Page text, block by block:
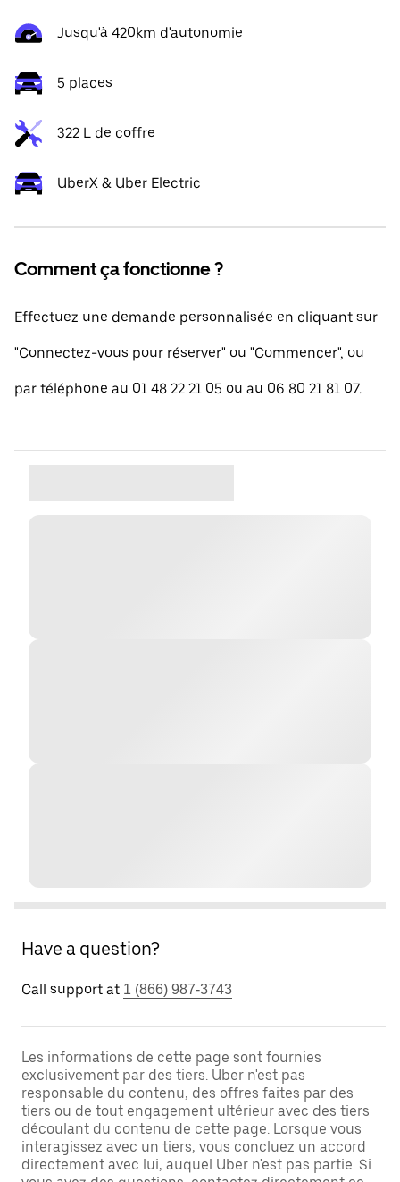
Jusqu'à 420km d'autonomie
5 places
322 L de coffre
UberX & Uber Electric
Comment ça fonctionne ?
Effectuez une demande personnalisée en cliquant sur
"Connectez-vous pour réserver" ou "Commencer", ou
par téléphone au 01 48 22 21 05 ou au 06 80 21 81 07.
Have a question?
Call support at 1 (866) 987-3743
Les informations de cette page sont fournies
exclusivement par des tiers. Uber n'est pas
responsable du contenu, des offres faites par des
tiers ou de tout engagement ultérieur avec des tiers
découlant du contenu de cette page. Lorsque vous
interagissez avec un tiers, vous concluez un accord
directement avec lui, auquel Uber n'est pas partie. Si